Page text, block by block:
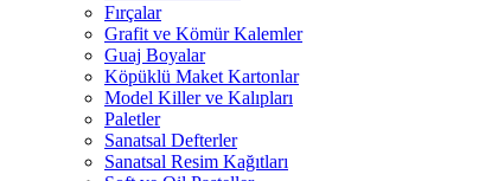
Fırçalar
Grafit ve Kömür Kalemler
Guaj Boyalar
Köpüklü Maket Kartonlar
Model Killer ve Kalıpları
Paletler
Sanatsal Defterler
Sanatsal Resim Kağıtları